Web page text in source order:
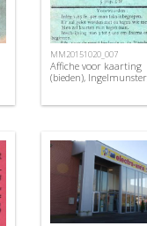
MM20151020_007
Affiche voor kaarting
(bieden),